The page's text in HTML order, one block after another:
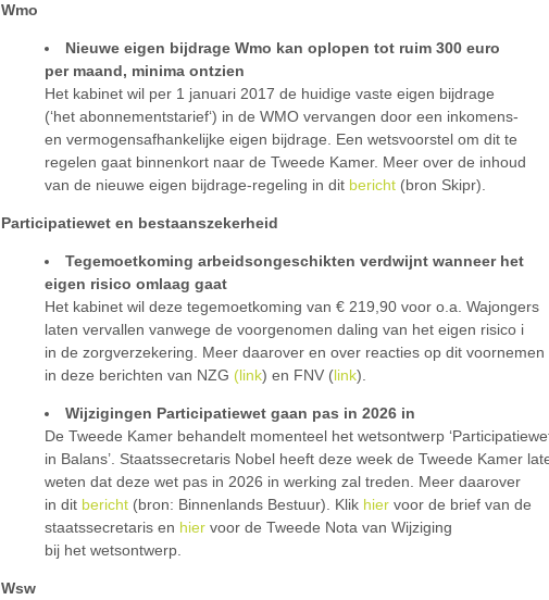
Wmo
Nieuwe eigen bijdrage Wmo kan oplopen tot ruim 300 euro
per maand, minima ontzien
Het kabinet wil per 1 januari 2017 de huidige vaste eigen bijdrage
(‘het abonnementstarief‘) in de WMO vervangen door een inkomens-
en vermogensafhankelijke eigen bijdrage. Een wetsvoorstel om dit te
regelen gaat binnenkort naar de Tweede Kamer. Meer over de inhoud
van de nieuwe eigen bijdrage-regeling in dit bericht (bron Skipr).
Participatiewet en bestaanszekerheid
Tegemoetkoming arbeidsongeschikten verdwijnt wanneer het
eigen risico omlaag gaat
Het kabinet wil deze tegemoetkoming van € 219,90 voor o.a. Wajongers
laten vervallen vanwege de voorgenomen daling van het eigen risico i
in de zorgverzekering. Meer daarover en over reacties op dit voornemen
in deze berichten van NZG (link) en FNV (link).
Wijzigingen Participatiewet gaan pas in 2026 in
De Tweede Kamer behandelt momenteel het wetsontwerp
in Balans’. Staatssecretaris Nobel heeft deze week de Tweede Kamer
weten dat deze wet pas in 2026 in werking zal treden. Meer daarover
in dit bericht (bron: Binnenlands Bestuur). Klik hier voor de brief van de
staatssecretaris en hier voor de Tweede Nota van Wijziging
bij het wetsontwerp.
Wsw